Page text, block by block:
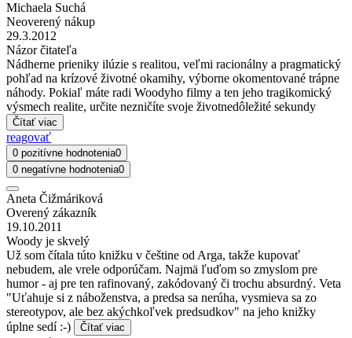
Michaela Suchá
Neoverený nákup
29.3.2012
Názor čitateľa
Nádherne prieniky ilúzie s realitou, veľmi racionálny a pragmatický
pohľad na krízové životné okamihy, výborne okomentované trápne
náhody. Pokiaľ máte radi Woodyho filmy a ten jeho tragikomický
výsmech realite, určite nezničíte svoje životnedôležité sekundy
Čítať viac
reagovať
0 pozitívne hodnotenia0
0 negatívne hodnotenia0
Aneta Čižmáriková
Overený zákazník
19.10.2011
Woody je skvelý
Už som čítala túto knižku v češtine od Arga, takže kupovať
nebudem, ale vrele odporúčam. Najmä ľuďom so zmyslom pre
humor - aj pre ten rafinovaný, zakódovaný či trochu absurdný. Veta
"Uťahuje si z náboženstva, a predsa sa nerúha, vysmieva sa zo
stereotypov, ale bez akýchkoľvek predsudkov" na jeho knižky
úplne sedí :-)
Čítať viac